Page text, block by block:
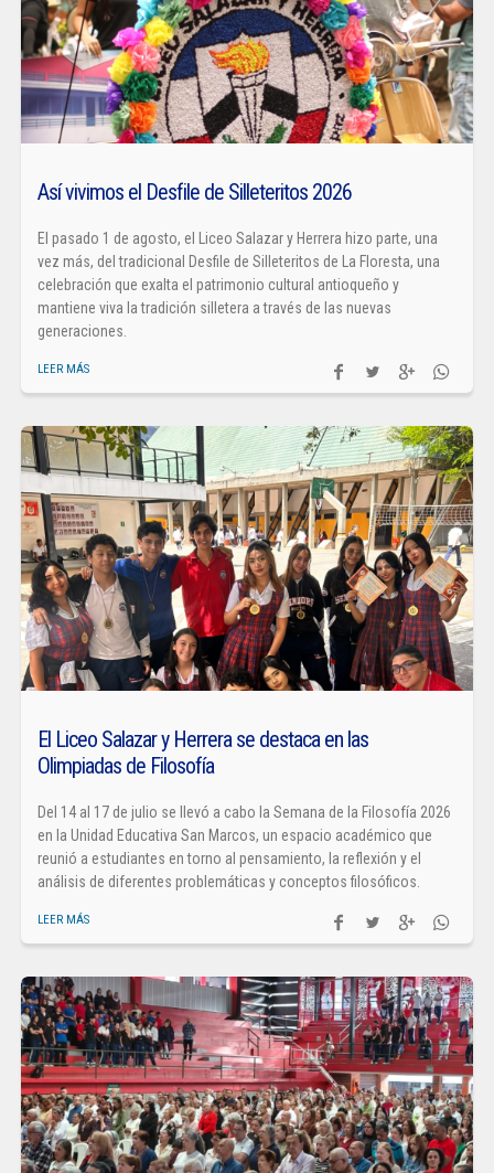
Así vivimos el Desfile de Silleteritos 2026
El pasado 1 de agosto, el Liceo Salazar y Herrera hizo parte, una
vez más, del tradicional Desfile de Silleteritos de La Floresta, una
celebración que exalta el patrimonio cultural antioqueño y
mantiene viva la tradición silletera a través de las nuevas
generaciones.
LEER MÁS
El Liceo Salazar y Herrera se destaca en las
Olimpiadas de Filosofía
Del 14 al 17 de julio se llevó a cabo la Semana de la Filosofía 2026
en la Unidad Educativa San Marcos, un espacio académico que
reunió a estudiantes en torno al pensamiento, la reflexión y el
análisis de diferentes problemáticas y conceptos filosóficos.
LEER MÁS